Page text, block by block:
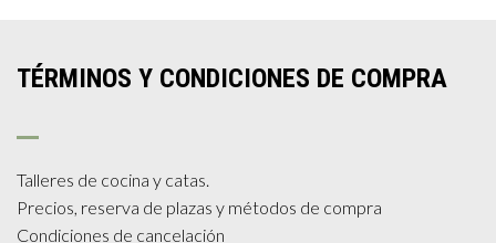
TÉRMINOS Y CONDICIONES DE COMPRA
Talleres de cocina y catas.
Precios, reserva de plazas y métodos de compra
Condiciones de cancelación